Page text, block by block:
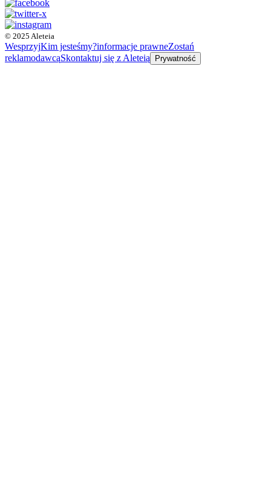
© 2025 Aleteia
WesprzyjKim jesteśmy?informacje prawneZostań
reklamodawcąSkontaktuj się z Aleteią Prywatność